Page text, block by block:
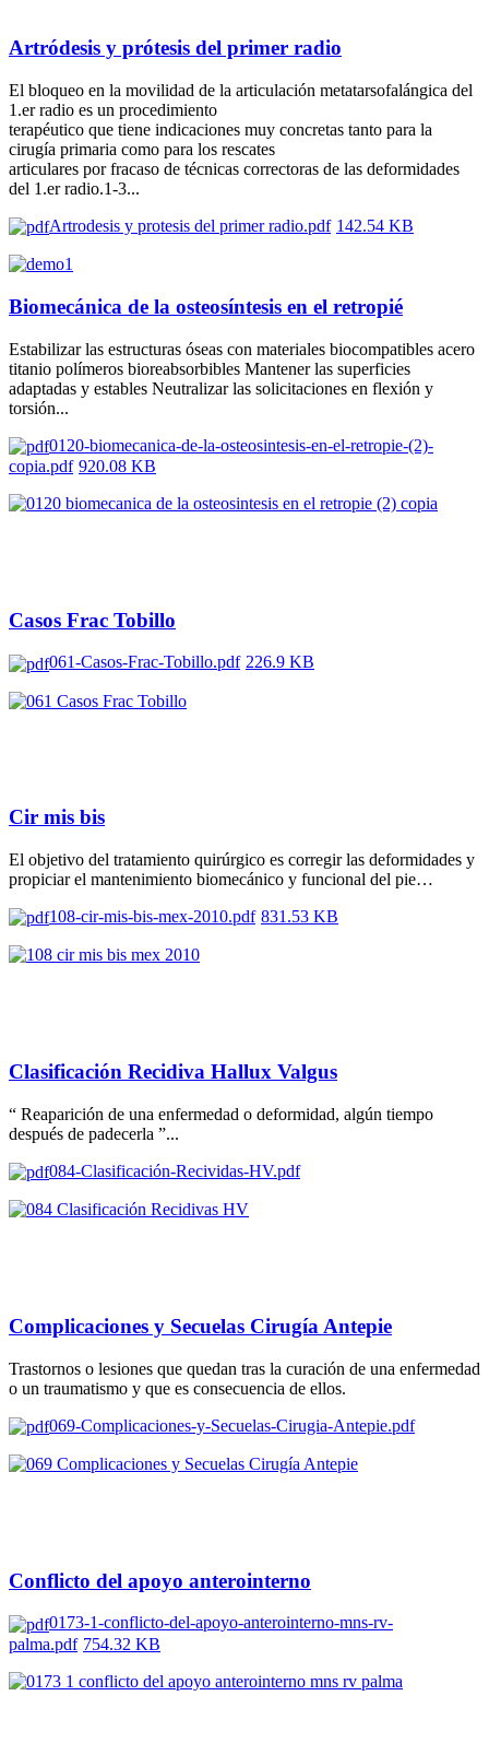
Artródesis y prótesis del primer radio
El bloqueo en la movilidad de la articulación metatarsofalángica del
1.er radio es un procedimiento
terapéutico que tiene indicaciones muy concretas tanto para la
cirugía primaria como para los rescates
articulares por fracaso de técnicas correctoras de las deformidades
del 1.er radio.1-3...
Artrodesis y protesis del primer radio.pdf 142.54 KB
Biomecánica de la osteosíntesis en el retropié
Estabilizar las estructuras óseas con materiales biocompatibles acero
titanio polímeros bioreabsorbibles Mantener las superficies
adaptadas y estables Neutralizar las solicitaciones en flexión y
torsión...
0120-biomecanica-de-la-osteosintesis-en-el-retropie-(2)-
copia.pdf 920.08 KB
Casos Frac Tobillo
061-Casos-Frac-Tobillo.pdf 226.9 KB
Cir mis bis
El objetivo del tratamiento quirúrgico es corregir las deformidades y
propiciar el mantenimiento biomecánico y funcional del pie…
108-cir-mis-bis-mex-2010.pdf 831.53 KB
Clasificación Recidiva Hallux Valgus
“ Reaparición de una enfermedad o deformidad, algún tiempo
después de padecerla ”...
084-Clasificación-Recividas-HV.pdf
Complicaciones y Secuelas Cirugía Antepie
Trastornos o lesiones que quedan tras la curación de una enfermedad
o un traumatismo y que es consecuencia de ellos.
069-Complicaciones-y-Secuelas-Cirugia-Antepie.pdf
Conflicto del apoyo anterointerno
0173-1-conflicto-del-apoyo-anterointerno-mns-rv-
palma.pdf 754.32 KB